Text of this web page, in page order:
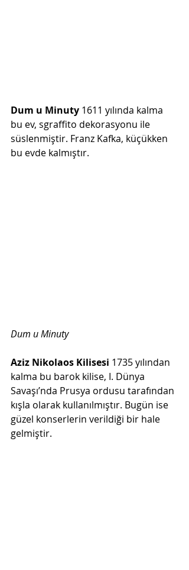
Dum u Minuty 1611 yılında kalma
bu ev, sgraffito dekorasyonu ile
süslenmiştir. Franz Kafka, küçükken
bu evde kalmıştır.
Dum u Minuty
Aziz Nikolaos Kilisesi 1735 yılından
kalma bu barok kilise, I. Dünya
Savaşı’nda Prusya ordusu tarafından
kışla olarak kullanılmıştır. Bugün ise
güzel konserlerin verildiği bir hale
gelmiştir.